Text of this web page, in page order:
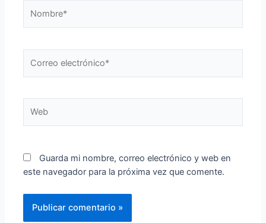
electrónico*
Guarda mi nombre, correo electrónico y web en
este navegador para la próxima vez que comente.